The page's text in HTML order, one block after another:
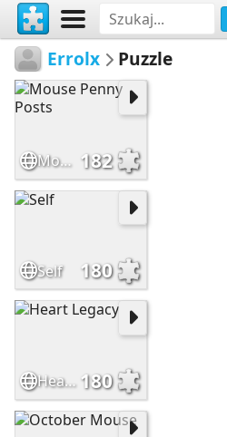
Errolx Puzzle
Mouse Penny Posts 182
Self 180
Heart Legacy 180